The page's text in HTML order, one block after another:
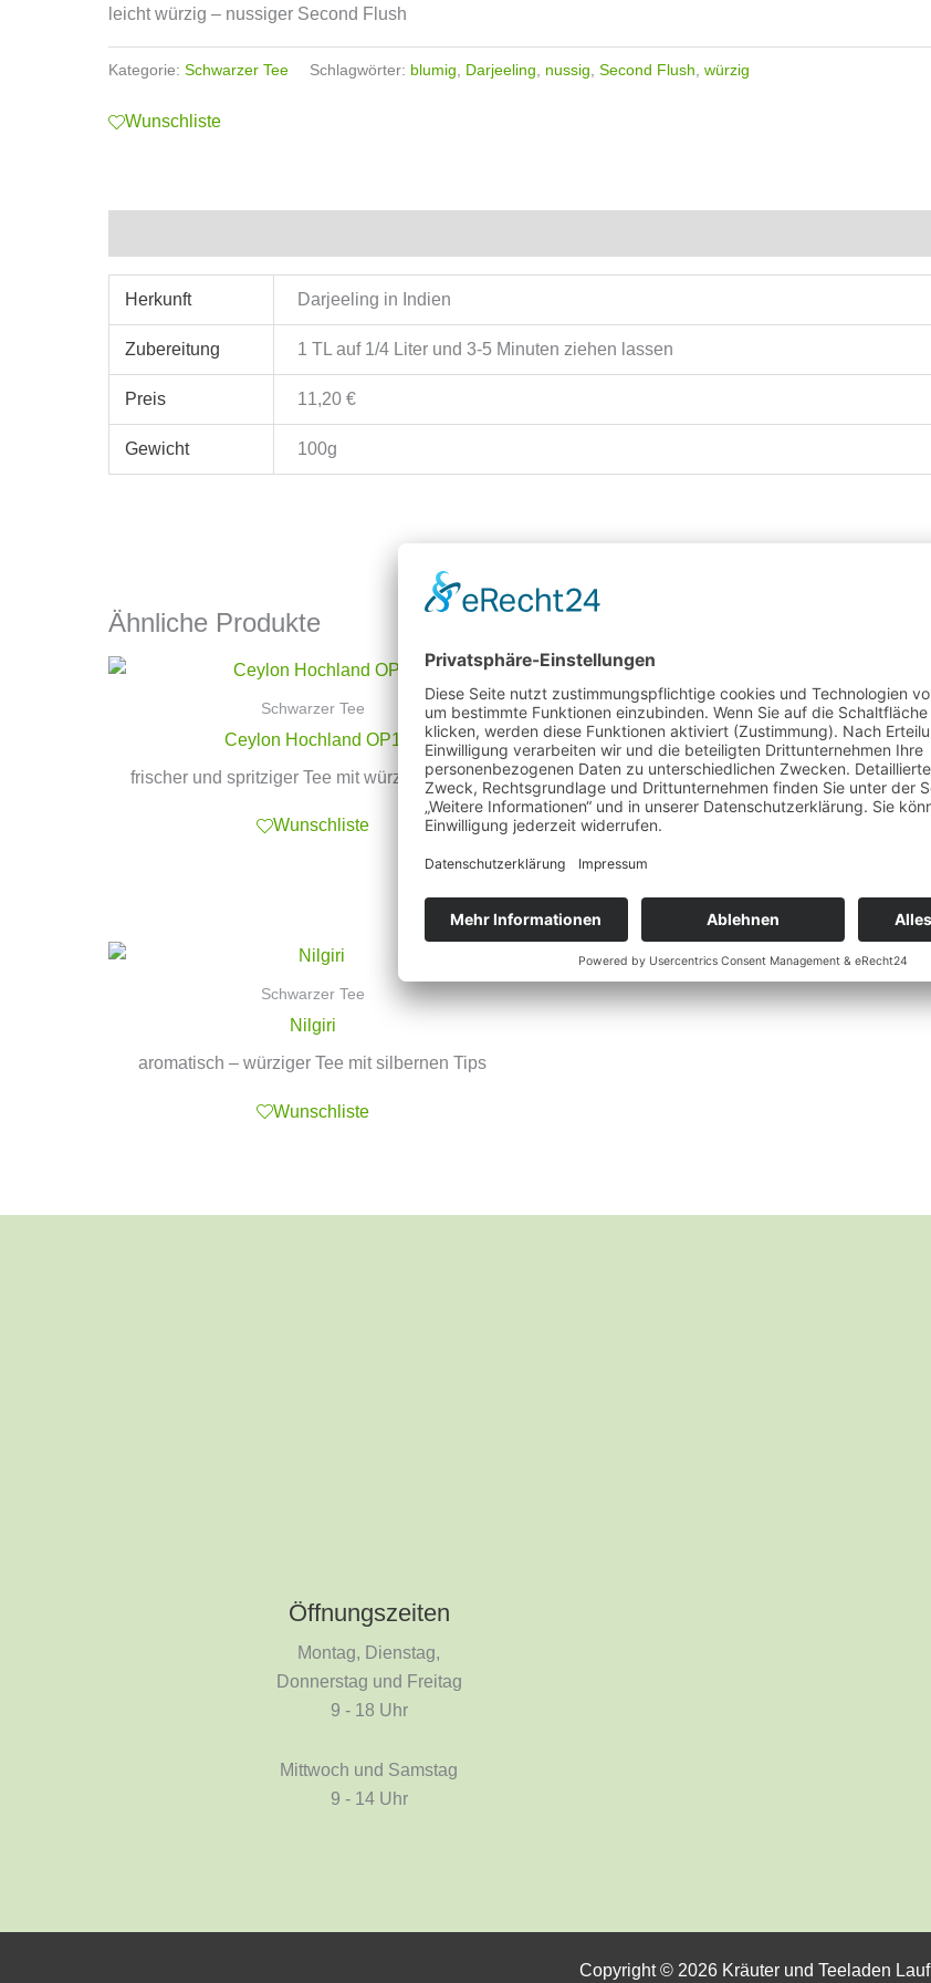
leicht würzig – nussiger Second Flush
Kategorie:Schwarzer Tee Schlagwörter: blumig Darjeeling nussig ,Second Flush ,würzig
Wunschliste
Herkunft Darjeeling in Indien
Zubereitung 1 TL auf 1/4 Liter und 3-5 Minuten ziehen lassen
Preis 11,20 €
Gewicht 100g
Ähnliche Produkte
Schwarzer Tee
Ceylon Hochland OP1
frischer und spritziger Tee mit würzigem Aroma
Wunschliste
Schwarzer Tee
Keemun original chinesischer OP
mild und bekömmlich – enthält wenig Teein und
Gerbsäure
Schwarzer Tee
Nilgiri
aromatisch – würziger Tee mit silbernen Tips
Wunschliste
Öffnungszeiten
Montag, Dienstag,
Donnerstag und Freitag
9 - 18 Uhr
Mittwoch und Samstag
9 - 14 Uhr
Copyright © 2026 Kräuter und Teeladen Lauf